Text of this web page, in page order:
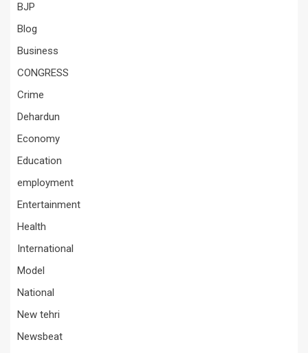
BJP
Blog
Business
CONGRESS
Crime
Dehardun
Economy
Education
employment
Entertainment
Health
International
Model
National
New tehri
Newsbeat